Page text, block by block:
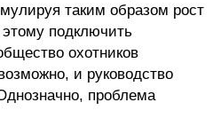
таким образом рост
подключить
охотников
и руководство
проблема